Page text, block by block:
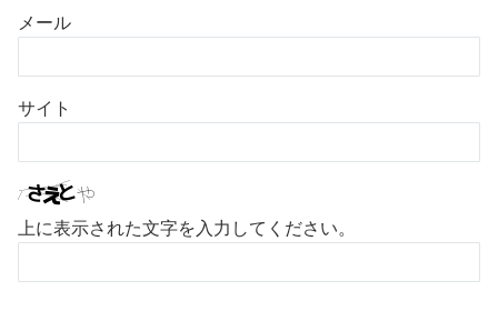
メール
サイト
上に表示された文字を入力してください。